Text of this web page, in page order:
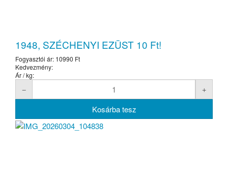
1948, SZÉCHENYI EZÜST 10 Ft!
Fogyasztói ár: 10990 Ft
Kedvezmény:
Ár / kg: